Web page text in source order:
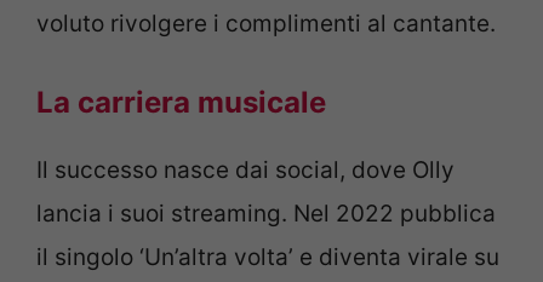
voluto rivolgere i complimenti al cantante.
La carriera musicale
Il successo nasce dai social, dove Olly
lancia i suoi streaming. Nel 2022 pubblica
il singolo ‘Un’altra volta’ e diventa virale su